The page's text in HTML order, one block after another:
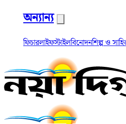
অন্যান্য
ফিচারলাইফস্টাইলবিনোদনশিল্প ও